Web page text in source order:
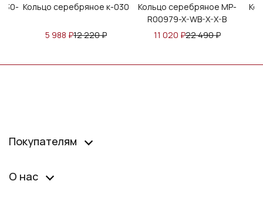
Кольцо серебряное к-030
5 988 ₽12 220₽
Кольцо серебряное MP-
R00979-X-WB-X-X-B
11 020 ₽22 490₽
Покупателям
О нас